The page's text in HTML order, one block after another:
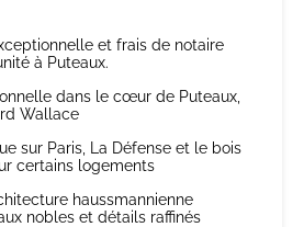
et frais de notaire
à Puteaux.
dans le cœur de Puteaux,
Wallace
sur Paris, La Défense et le bois
certains logements
haussmannienne
nobles et détails raffinés